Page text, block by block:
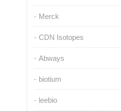
Merck
CDN Isotopes
Abways
biotium
leebio